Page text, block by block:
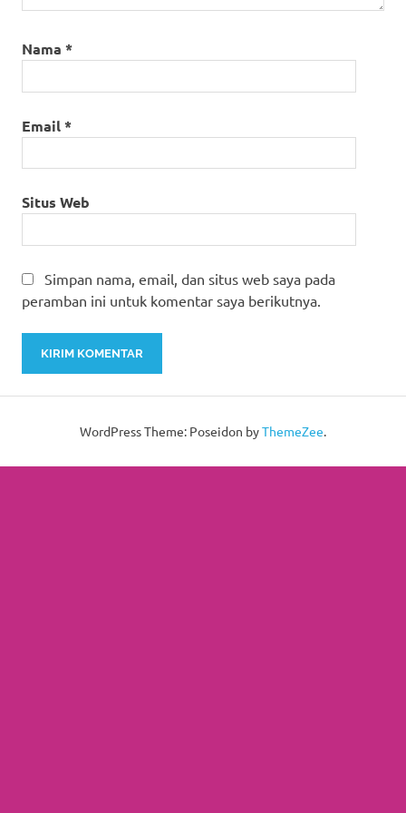
Nama *
Email*
Situs Web
Simpan nama, email, dan situs web saya pada
peramban ini untuk komentar saya berikutnya.
WordPress Theme: Poseidon byThemeZee.